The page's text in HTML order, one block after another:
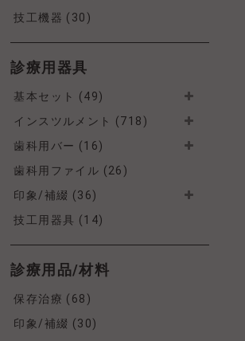
技工機器 (30)
診療用器具
基本セット (49)
インスツルメント (718)
歯科用バー (16)
歯科用ファイル (26)
印象/補綴 (36)
技工用器具 (14)
診療用品/材料
保存治療 (68)
印象/補綴 (30)